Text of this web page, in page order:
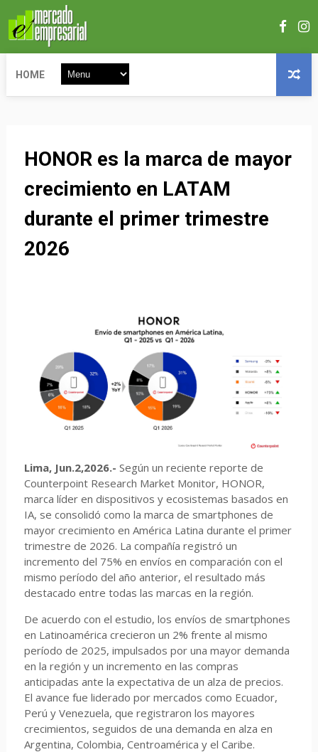
HOME
HONOR es la marca de mayor
crecimiento en LATAM
durante el primer trimestre
2026
Lima, Jun.2,2026.- Según un reciente reporte de
Counterpoint Research Market Monitor, HONOR,
marca líder en dispositivos y ecosistemas basados en
IA, se consolidó como la marca de smartphones de
mayor crecimiento en América Latina durante el primer
trimestre de 2026. La compañía registró un
incremento del 75% en envíos en comparación con el
mismo período del año anterior, el resultado más
destacado entre todas las marcas en la región.
De acuerdo con el estudio, los envíos de smartphones
en Latinoamérica crecieron un 2% frente al mismo
período de 2025, impulsados por una mayor demanda
en la región y un incremento en las compras
anticipadas ante la expectativa de un alza de precios.
El avance fue liderado por mercados como Ecuador,
Perú y Venezuela, que registraron los mayores
crecimientos, seguidos de una demanda en alza en
Argentina, Colombia, Centroamérica y el Caribe.